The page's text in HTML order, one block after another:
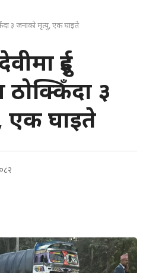
३ जनाको मृत्यु, एक घाइते
दुई
३
एक घाइते